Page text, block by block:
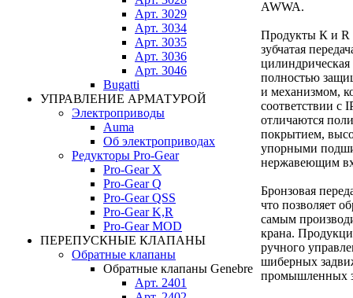
Арт. 3029
Арт. 3034
Арт. 3035
Арт. 3036
Арт. 3046
Bugatti
УПРАВЛЕНИЕ АРМАТУРОЙ
Электроприводы
Auma
Об электроприводах
Редукторы Pro-Gear
Pro-Gear X
Pro-Gear Q
Pro-Gear QSS
Pro-Gear K,R
Pro-Gear MOD
ПЕРЕПУСКНЫЕ КЛАПАНЫ
Обратные клапаны
Обратные клапаны Genebre
Арт. 2401
AWWA.
Продукты К и R
зубчатая
цилиндрическая
полностью
и механизмом,
соответствии с
отличаются
покрытием,
упорными
нержавеющим
Бронзовая
что позволяет
самым
крана.
ручного
шиберных
промышленных